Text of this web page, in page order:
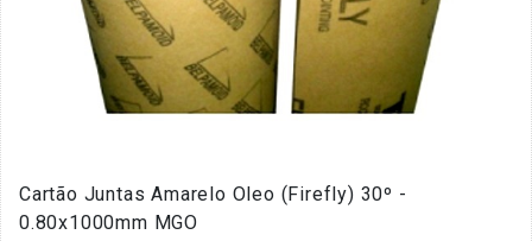
Cartão Juntas Amarelo Oleo (Firefly) 30º -
0.80x1000mm MGO